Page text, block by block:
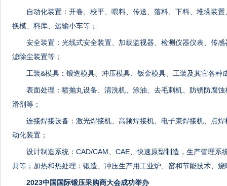
自动化装置：开卷、校平、喂料、传送、落料、下料、堆垛装
换模、料库、运输小车等；
安全装置：光线式安全装置、加载监视器、检测仪器仪表、传
滤除尘装置等；
工装&模具：锻造模具、冲压模具、钣金模具、工装及其它各种
表面处理：喷抛丸设备、清洗机、涂油、去毛刺机、防锈防腐
滑剂等；
连接焊接设备：激光焊接机、高频焊接机、电子束焊接机、点
动化装置；
设计制造系统：CAD/CAM、CAE、快速原型制造，生产管理系
具等；加热和热处理：锻造、冲压生产用工业炉、窑和节能技术、
2023中国国际锻压采购商大会成功举办